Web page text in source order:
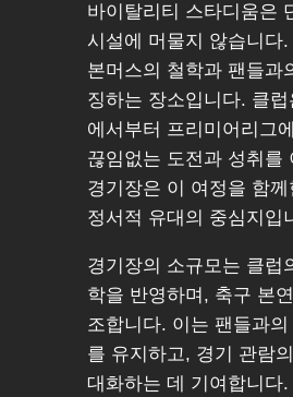
바이탈리티 스타디움은
시설에 머물지 않습니다
본머스의 철학과 팬들과
징하는 장소입니다. 클
에서부터 프리미어리그
끊임없는 도전과 성취를
경기장은 이 여정을 함께
정서적 유대의 중심지입
경기장의 소규모는 클럽
학을 반영하며, 축구 본
조합니다. 이는 팬들과의
를 유지하고, 경기 관람
대화하는 데 기여합니다.